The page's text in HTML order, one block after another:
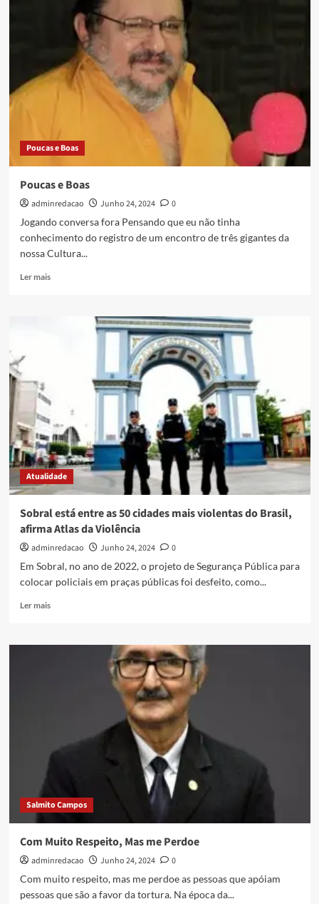
Poucas e Boas
Poucas e Boas
adminredacao Junho 24, 2024
0
Jogando conversa fora Pensando que eu não tinha
conhecimento do registro de um encontro de três gigantes da
nossa Cultura...
Ler mais
Atualidade
Sobral está entre as 50 cidades mais violentas do Brasil,
afirma Atlas da Violência
adminredacao Junho 24, 2024
0
Em Sobral, no ano de 2022, o projeto de Segurança Pública para
colocar policiais em praças públicas foi desfeito, como...
Ler mais
Salmito Campos
Com Muito Respeito, Mas me Perdoe
adminredacao Junho 24, 2024
0
Com muito respeito, mas me perdoe as pessoas que apóiam
pessoas que são a favor da tortura. Na época da...